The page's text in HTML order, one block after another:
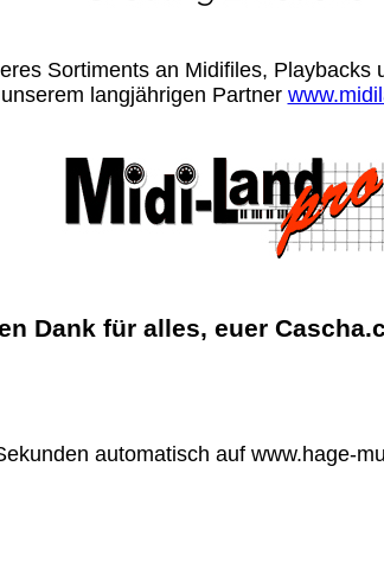
Sortiments an Midifiles, Playbacks
unserem langjährigen Partner
Dank für alles, euer
automatisch auf www.hage-